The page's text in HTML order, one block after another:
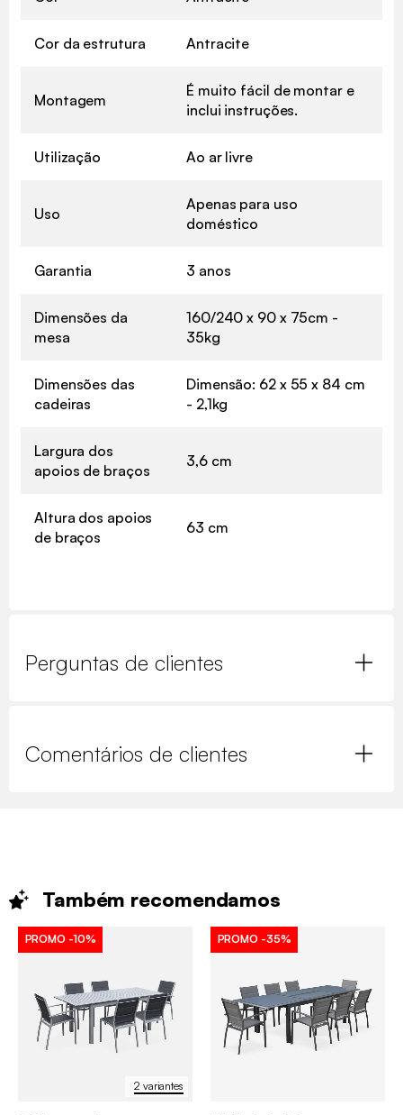
Cor da estrutura Antracite
Montagem
É muito fácil de montar e
inclui instruções.
Utilização Ao ar livre
Uso
Apenas para uso
doméstico
Garantia 3 anos
Dimensões da
mesa
160/240 x 90 x 75cm -
35kg
Dimensões das
cadeiras
Dimensão: 62 x 55 x 84 cm
- 2,1kg
Largura dos
apoios de braços
3,6 cm
Altura dos apoios
de braços
63 cm
Perguntas de clientes
Comentários de clientes
Também recomendamos
2 variantes
PROMO -10% PROMO -35%